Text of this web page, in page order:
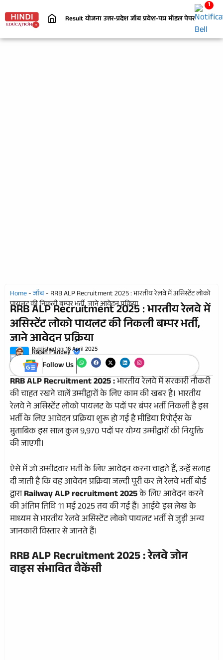
Result योजना उत्तर-प्रदेशजॉबप्रवेश-पत्रमॉडल पेपर निबंध
1
Home-जॉब- RRB ALP Recruitment 2025 : भारतीय रेलवे में असिस्टेंट लोको
पायलट की निकली बम्पर भर्ती, जाने आवेदन प्रक्रिया
RRB ALP Recruitment 2025 : भारतीय रेलवे में
असिस्टेंट लोको पायलट की निकली बम्पर भर्ती,
जाने आवेदन प्रक्रिया
Rajan Pandey
Published on:16 April 2025
Follow Us
RRB ALP Recruitment 2025 :भारतीय रेलवे में सरकारी नौकरी
की चाहत रखने वालें उम्मीद्वारों के लिए काम की खबर है। भारतीय
रेलवे ने असिस्टेंट लोको पायलट के पदों पर बंपर भर्ती निकली है इस
भर्ती के लिए आवेदन प्रक्रिया शुरू हो गई है मीडिया रिपोर्ट्स के
मुताबिक इस साल कुल 9,970 पदों पर योग्य उम्मीद्वारों की नियुक्ति
की जाएगी।
ऐसे में जो उम्मीदवार भर्ती के लिए आवेदन करना चाहते हैं, उन्हें सलाह
दी जाती है कि वह आवेदन प्रक्रिया जल्दी पूरी कर ले रेलवे भर्ती बोर्ड
द्वाराRailway ALP recruitment 2025के लिए आवेदन करने
की अंतिम तिथि 11 मई 2025 तय की गई हैं। आईये इस लेख के
माध्यम से भारतीय रेलवे असिस्टेंट लोको पायलट भर्ती से जुड़ी अन्य
जानकारी विस्तार से जानते हैं।
RRB ALP Recruitment 2025 : रेलवे जोन
वाइस संभावित वैकेंसी